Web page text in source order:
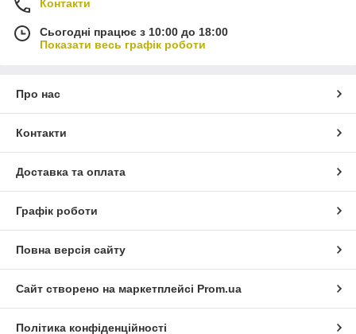
Контакти
Сьогодні працює з 10:00 до 18:00
Показати весь графік роботи
Про нас
Контакти
Доставка та оплата
Графік роботи
Повна версія сайту
Сайт створено на маркетплейсі Prom.ua
Політика конфіденційності